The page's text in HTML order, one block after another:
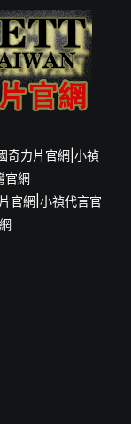
奇力片官網|小禎
官網
官網|小禎代言官